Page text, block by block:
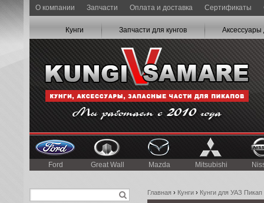
О компании Запчасти Оплата и доставка Сертификаты
Кунги Запчасти для кунгов Аксессуары
Ford Great Wall Mazda Mitsubishi
Главная › Кунги › Кунги для УАЗ Пикап